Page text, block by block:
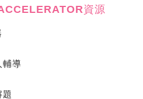
資源
輔導